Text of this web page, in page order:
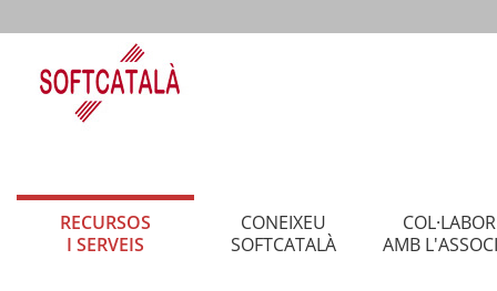
RECURSOS
I SERVEIS
CONEIXEU
SOFTCATALÀ
AMB